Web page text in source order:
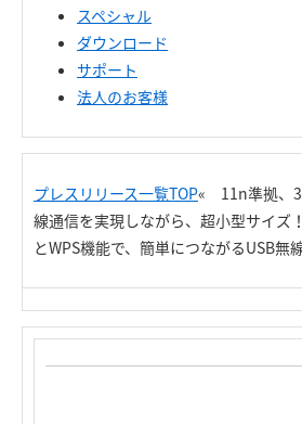
スペシャル
ダウンロード
サポート
法人のお客様
プレスリリース一覧TOP« 11n準拠、
線通信を実現しながら、超小型サイズ
とWPS機能で、簡単につながるUSB無